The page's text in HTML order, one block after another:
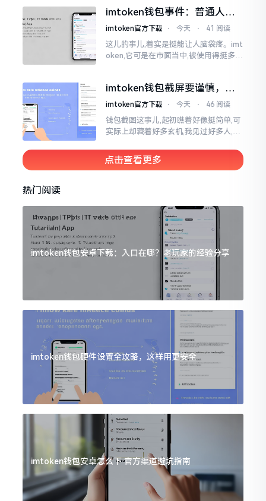
急得连连跺脚。实际上讲
imtoken钱包事件：普通人该
咋办？
imtoken官方下载 ⋅ 今天 ⋅ 41 阅读
这儿的事儿,着实是挺能让人脑袋疼。imt
oken,它可是在市面当中,被使用得挺多的
imtoken钱包截屏要谨慎，别
把隐私当儿戏
imtoken官方下载 ⋅ 今天 ⋅ 46 阅读
钱包截图这事儿,起初瞧着好像挺简单,可
实际上却藏着好多玄机,我见过好多人,总
者群聊里,结果账号被盗,资产也没了,要晓
得
点击查看更多
热门阅读
imtoken钱包安卓下载：入口在哪？老玩家的经验分享
imtoken钱包硬件设置全攻略，这样用更安全
imtoken钱包安卓怎么下 官方渠道避坑指南